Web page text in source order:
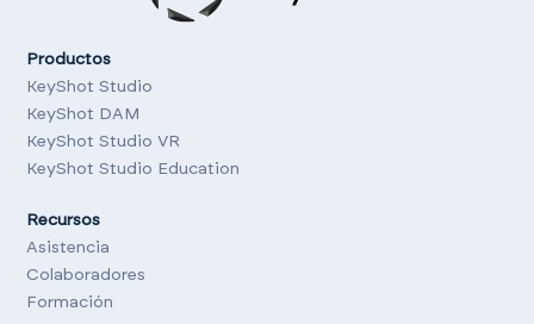
Productos
KeyShot Studio
KeyShot DAM
KeyShot Studio VR
KeyShot Studio Education
Recursos
Asistencia
Colaboradores
Formación